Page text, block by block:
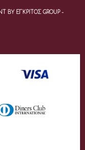
BY ΕΓΚΡΙΤΟΣ GROUP -